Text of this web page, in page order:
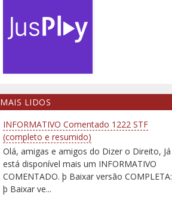
MAIS LIDOS
INFORMATIVO Comentado 1222 STF
(completo e resumido)
Olá, amigas e amigos do Dizer o Direito, Já
está disponível mais um INFORMATIVO
COMENTADO. þ Baixar versão COMPLETA:
þ Baixar ve...